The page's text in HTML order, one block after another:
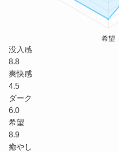
没入感
8.8
爽快感
4.5
ダーク
6.0
希望
8.9
癒やし